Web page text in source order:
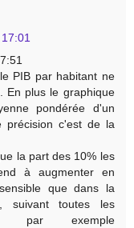
PIB par habitant ne
En plus le graphique
pondérée d'un
précision c'est de la
la part des 10% les
à augmenter en
que dans la
suivant toutes les
par exemple